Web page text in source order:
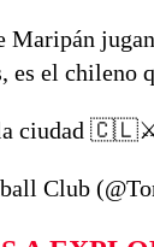
Maripán
es el
la ciudad
Club